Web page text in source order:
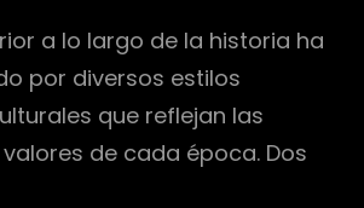
a lo largo de la historia ha
por diversos estilos
que reflejan las
de cada época. Dos